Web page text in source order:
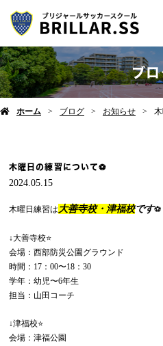
ブ
ホーム ブログ お知らせ
木曜日の練習について⚽️
2024.05.15
木曜日練習は 大善寺校・津福校です⚽️
↓大善寺校⭐️
会場：西部防災公園グラウンド
時間：17：00〜18：30
学年：幼児〜6年生
担当：山田コーチ
↓津福校⭐️
会場：津福公園